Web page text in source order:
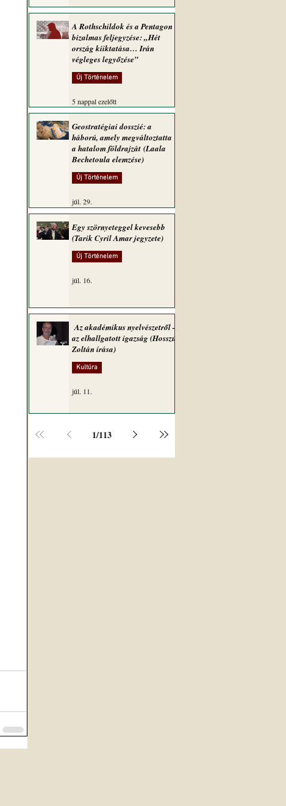
A Rothschildok és a Pentagon
bizalmas feljegyzése: „Hét
ország kiiktatása… Irán
végleges legyőzése”
Új Történelem
5 nappal ezelőtt
Geostratégiai dosszié: a
háború, amely megváltoztatta
a hatalom földrajzát (Laala
Bechetoula elemzése)
Új Történelem
júl. 29.
Egy szörnyeteggel kevesebb
(Tarik Cyril Amar jegyzete)
Új Történelem
júl. 16.
Az akadémikus nyelvészetről –
az elhallgatott igazság (Hosszú
Zoltán írása)
Kultúra
júl. 11.
1/113